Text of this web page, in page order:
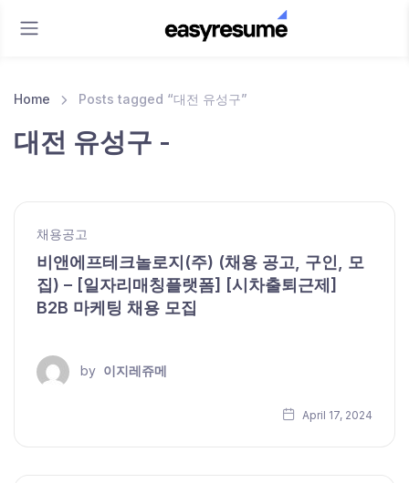
Home Posts tagged “대전 유성구”
대전 유성구 -
채용공고
비앤에프테크놀로지(주) (채용 공고, 구인, 모
집) – [일자리매칭플랫폼] [시차출퇴근제]
B2B 마케팅 채용 모집
by 이지레쥬메
April 17, 2024